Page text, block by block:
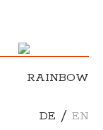
RAINBOW
DE / EN